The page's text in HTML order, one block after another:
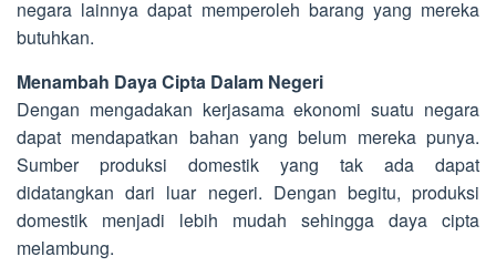
negara lainnya dapat memperoleh barang yang mereka
butuhkan.
Menambah Daya Cipta Dalam Negeri
Dengan mengadakan kerjasama ekonomi suatu negara
dapat mendapatkan bahan yang belum mereka punya.
Sumber produksi domestik yang tak ada dapat
didatangkan dari luar negeri. Dengan begitu, produksi
domestik menjadi lebih mudah sehingga daya cipta
melambung.